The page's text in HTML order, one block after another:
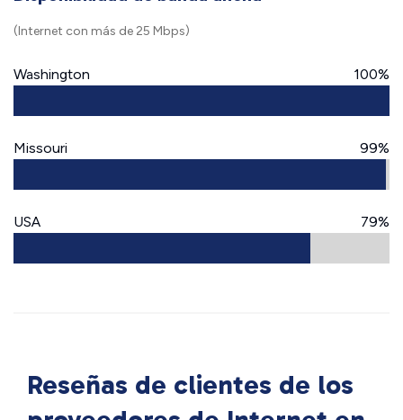
(Internet con más de 25 Mbps)
Washington 100%
Missouri 99%
USA 79%
Reseñas de clientes de los